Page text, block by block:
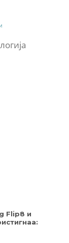
Flip8 и